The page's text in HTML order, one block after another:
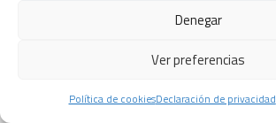
Denegar
Ver preferencias
Política de cookiesDeclaración de privacidad